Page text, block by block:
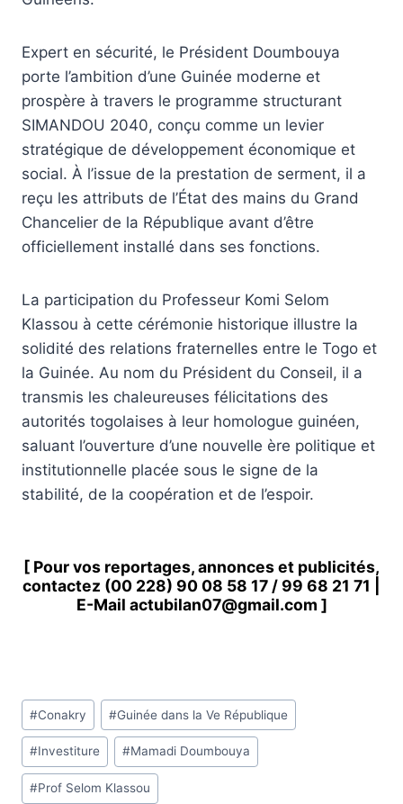
Expert en sécurité, le Président Doumbouya
porte l’ambition d’une Guinée moderne et
prospère à travers le programme structurant
SIMANDOU 2040, conçu comme un levier
stratégique de développement économique et
social. À l’issue de la prestation de serment, il a
reçu les attributs de l’État des mains du Grand
Chancelier de la République avant d’être
officiellement installé dans ses fonctions.
La participation du Professeur Komi Selom
Klassou à cette cérémonie historique illustre la
solidité des relations fraternelles entre le Togo et
la Guinée. Au nom du Président du Conseil, il a
transmis les chaleureuses félicitations des
autorités togolaises à leur homologue guinéen,
saluant l’ouverture d’une nouvelle ère politique et
institutionnelle placée sous le signe de la
stabilité, de la coopération et de l’espoir.
[ Pour vos reportages, annonces et publicités,
contactez (00 228) 90 08 58 17 / 99 68 21 71
E-Mail actubilan07@gmail.com ]
Étiquettes
de
la
publication :
#Conakry #Guinée dans la Ve République
#Investiture #Mamadi Doumbouya
#Prof Selom Klassou